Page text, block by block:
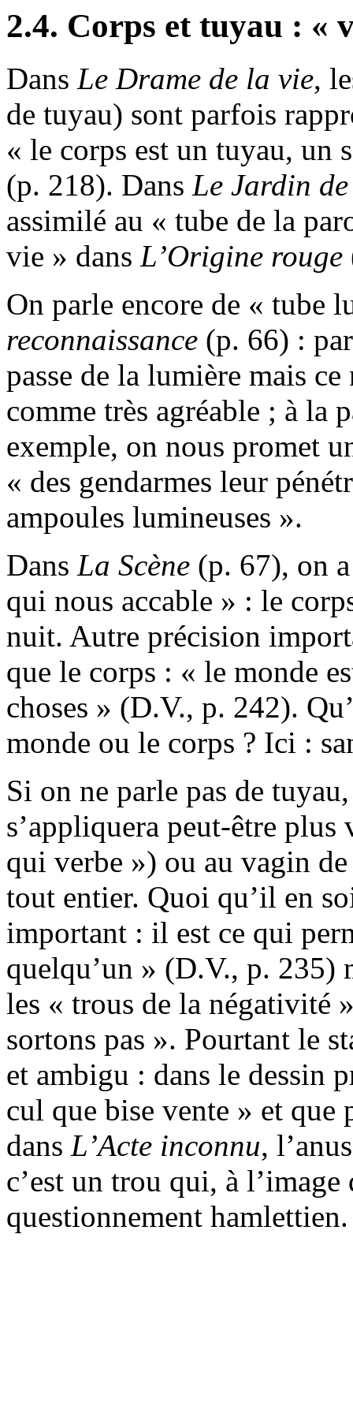
2.4. Corps et tuyau : «
Dans Le Drame de la vie,
de tuyau) sont parfois
« le corps est un tuyau, un
(p. 218). Dans Le Jardin
assimilé au « tube de la
vie » dans L’Origine rouge
On parle encore de « tube
reconnaissance (p. 66) :
passe de la lumière mais
comme très agréable ; à la
exemple, on nous promet
« des gendarmes leur
ampoules lumineuses ».
Dans La Scène (p. 67), on
qui nous accable » : le
nuit. Autre précision
que le corps : « le monde
choses » (D.V., p. 242).
monde ou le corps ? Ici :
Si on ne parle pas de
s’appliquera peut-être
qui verbe ») ou au vagin
tout entier. Quoi qu’il en
important : il est ce qui
quelqu’un » (D.V., p. 235)
les « trous de la négativité
sortons pas ». Pourtant le
et ambigu : dans le dessin
cul que bise vente » et que
dans L’Acte inconnu,
c’est un trou qui, à
questionnement hamlettien.